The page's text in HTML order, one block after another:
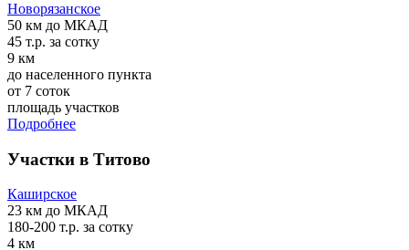
Новорязанское
50 км до МКАД
45 т.р. за сотку
9 км
до населенного пункта
от 7 соток
площадь участков
Подробнее
Участки в Титово
Каширское
23 км до МКАД
180-200 т.р. за сотку
4 км